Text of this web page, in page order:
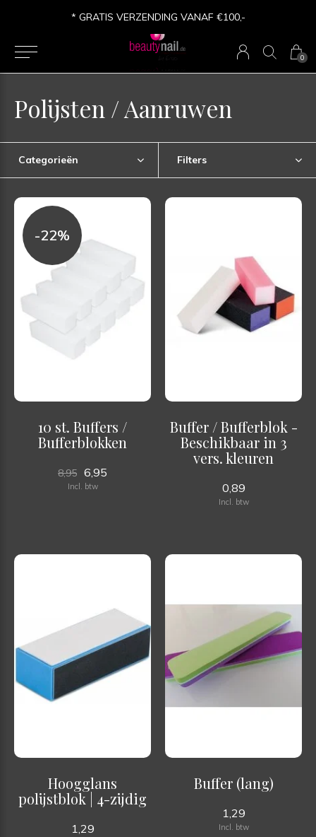
0
* GRATIS VERZENDING VANAF €100,-
Polijsten / Aanruwen
Categorieën Filters
-22%
10 st. Buffers /
Bufferblokken
8,95 6,95
Incl. btw
Buffer / Bufferblok -
Beschikbaar in 3
vers. kleuren
0,89
Incl. btw
Hoogglans
polijstblok | 4-zijdig
1,29
Buffer (lang)
1,29
Incl. btw